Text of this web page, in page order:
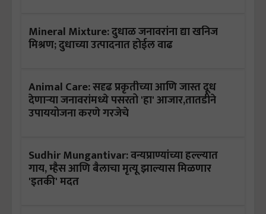
Mineral Mixture: दुधाळ जनावरांना द्या खनिज
मिश्रण; दुधाच्या उत्पादनात होईल वाढ
Animal Care: सदृढ प्रकृतीच्या आणि जास्त दूध
देणाऱ्या जनावरांमध्ये पसरतो 'हा' आजार,तातडीने
उपाययोजना करणे गरजेचे
Sudhir Mungantivar: वन्यप्राण्यांच्या हल्ल्यात
गाय, म्हैस आणि बैलाचा मृत्यू झाल्यास मिळणार
'इतकी' मदत